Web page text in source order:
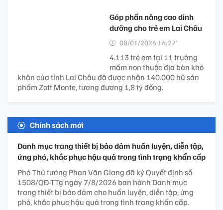
Góp phần nâng cao dinh
dưỡng cho trẻ em Lai Châu
08/01/2026 16:27’
4.113 trẻ em tại 11 trường
mầm non thuộc địa bàn khó
khăn của tỉnh Lai Châu đã được nhận 140.000 hũ sản
phẩm Zott Monte, tương đương 1,8 tỷ đồng.
Chính sách mới
Danh mục trang thiết bị bảo đảm huấn luyện, diễn tập,
ứng phó, khắc phục hậu quả trong tình trạng khẩn cấp
Phó Thủ tướng Phan Văn Giang đã ký Quyết định số
1508/QĐ-TTg ngày 7/8/2026 ban hành Danh mục
trang thiết bị bảo đảm cho huấn luyện, diễn tập, ứng
phó, khắc phục hậu quả trong tình trạng khẩn cấp.